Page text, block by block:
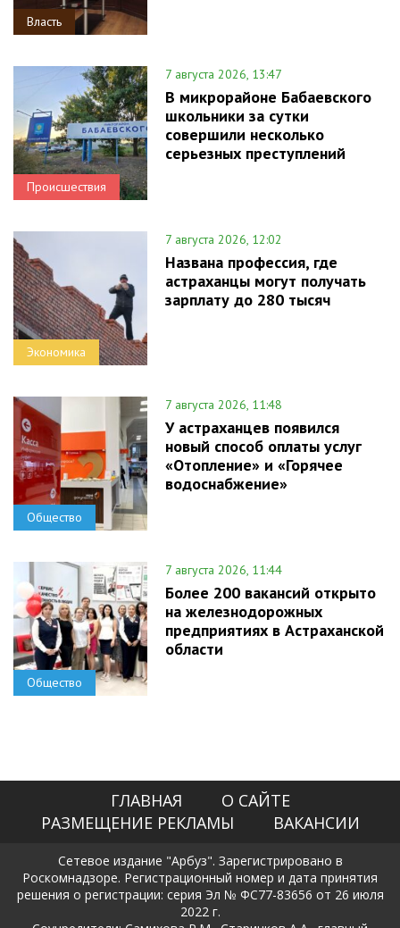
Власть
Происшествия
7 августа 2026, 13:47
В микрорайоне Бабаевского
школьники за сутки
совершили несколько
серьезных преступлений
Экономика
7 августа 2026, 12:02
Названа профессия, где
астраханцы могут получать
зарплату до 280 тысяч
Общество
7 августа 2026, 11:48
У астраханцев появился
новый способ оплаты услуг
«Отопление» и «Горячее
водоснабжение»
Общество
7 августа 2026, 11:44
Более 200 вакансий открыто
на железнодорожных
предприятиях в Астраханской
области
ГЛАВНАЯ
О САЙТЕ
РАЗМЕЩЕНИЕ РЕКЛАМЫ
ВАКАНСИИ
Сетевое издание "Арбуз". Зарегистрировано в
Роскомнадзоре. Регистрационный номер и дата принятия
решения о регистрации: серия Эл № ФС77-83656 от 26 июля
2022 г.